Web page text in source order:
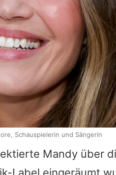
Mandy über
Label eingeräumt
Schauspielerin und Sängerin